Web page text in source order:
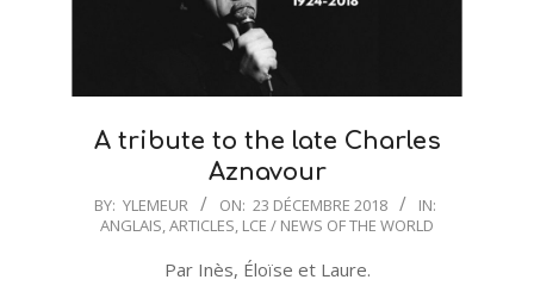
A tribute to the late Charles
Aznavour
2018-
BY: YLEMEUR ON: 23 DÉCEMBRE 2018
IN:
ANGLAIS,ARTICLES, LCE / NEWS OF THE WORLD
Par Inès, Éloïse et Laure.